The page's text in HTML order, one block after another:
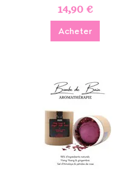
14,90 €
Acheter